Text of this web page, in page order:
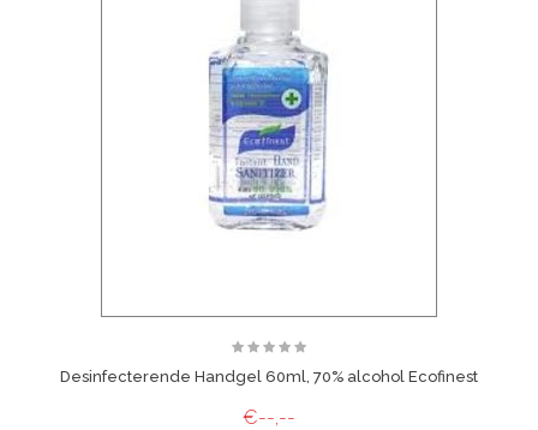
Desinfecterende Handgel 60ml, 70% alcohol Ecofinest
€--,--